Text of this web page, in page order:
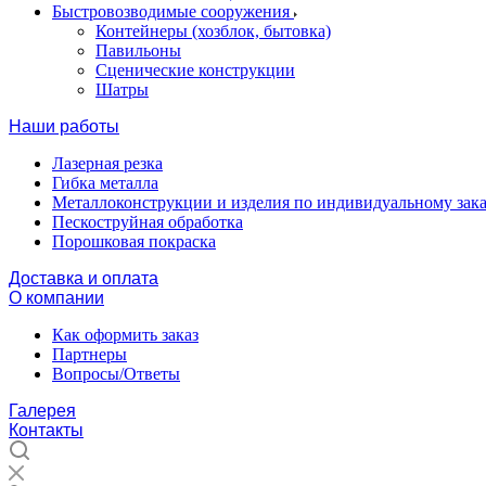
Быстровозводимые сооружения
Контейнеры (хозблок, бытовка)
Павильоны
Сценические конструкции
Шатры
Наши работы
Лазерная резка
Гибка металла
Металлоконструкции и изделия по индивидуальному
Пескоструйная обработка
Порошковая покраска
Доставка и оплата
О компании
Как оформить заказ
Партнеры
Вопросы/Ответы
Галерея
Контакты